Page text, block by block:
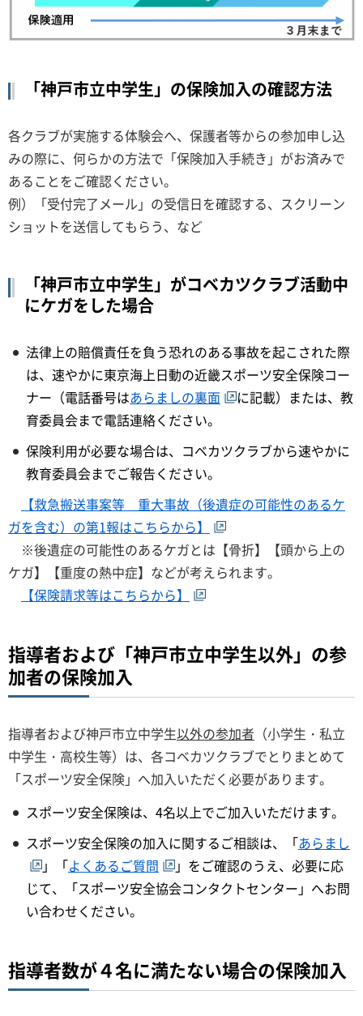
「神戸市立中学生」の保険加入の確認方法
各クラブが実施する体験会へ、保護者等からの参加申し込
みの際に、何らかの方法で「保険加入手続き」がお済みで
あることをご確認ください。
例）「受付完了メール」の受信日を確認する、スクリーン
ショットを送信してもらう、など
​​​​​​「神戸市立中学生」がコベカツクラブ活動中
にケガをした場合
法律上の賠償責任を負う恐れのある事故を起こされた際
は、速やかに東京海上日動の近畿スポーツ安全保険コー
ナー（電話番号はあらましの裏面
に記載）または、教
育委員会まで電話連絡ください。
保険利用が必要な場合は、コベカツクラブから速やかに
教育委員会までご報告ください。
【救急搬送事案等 重大事故（後遺症の可能性のあるケ
ガを含む）の第1報はこちらから】
※後遺症の可能性のあるケガとは【骨折】【頭から上の
ケガ】【重度の熱中症】などが考えられます。
【保険請求等はこちらから】
指導者および「神戸市立中学生以外」の参
加者の保険加入
指導者および神戸市立中学生以外の参加者 （小学生・私立
中学生・高校生等）は、各コベカツクラブでとりまとめて
「スポーツ安全保険」へ加入いただく必要があります。
スポーツ安全保険は、4名以上でご加入いただけます。
スポーツ安全保険の加入に関するご相談は、「あらまし
」「よくあるご質問
」をご確認のうえ、必要に応
じて、「スポーツ安全協会コンタクトセンター」へお問
い合わせください。
指導者数が４名に満たない場合の保険加入